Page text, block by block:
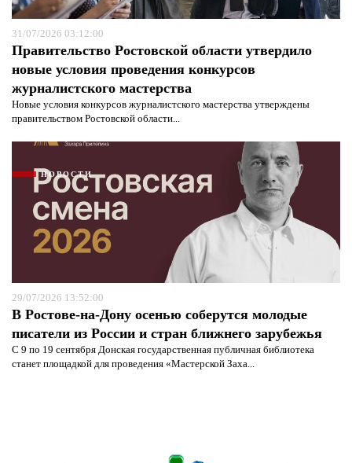
31/07/2026 03:12:00
Правительство Ростовской области утвердило
новые условия проведения конкурсов
журналистского мастерства
Новые условия конкурсов журналистского мастерства утверждены
правительством Ростовской области...
НОВОСТИ
29/07/2026 13:52:00
В Ростове-на-Дону осенью соберутся молодые
писатели из России и стран ближнего зарубежья
С 9 по 19 сентября Донская государственная публичная библиотека
станет площадкой для проведения «Мастерской Заха...